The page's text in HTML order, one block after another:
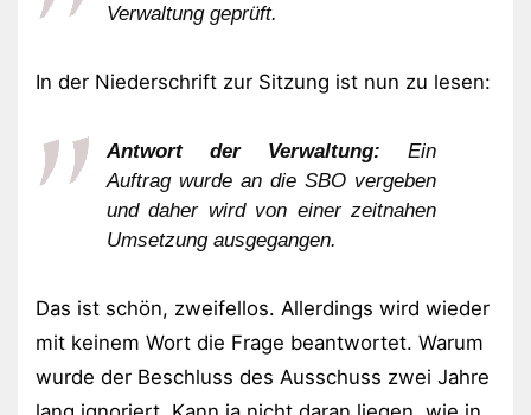
Verwaltung geprüft.
In der Niederschrift zur Sitzung ist nun zu lesen:
Antwort der Verwaltung: Ein
Auftrag wurde an die SBO vergeben
und daher wird von einer zeitnahen
Umsetzung ausgegangen.
Das ist schön, zweifellos. Allerdings wird wieder
mit keinem Wort die Frage beantwortet. Warum
wurde der Beschluss des Ausschuss zwei Jahre